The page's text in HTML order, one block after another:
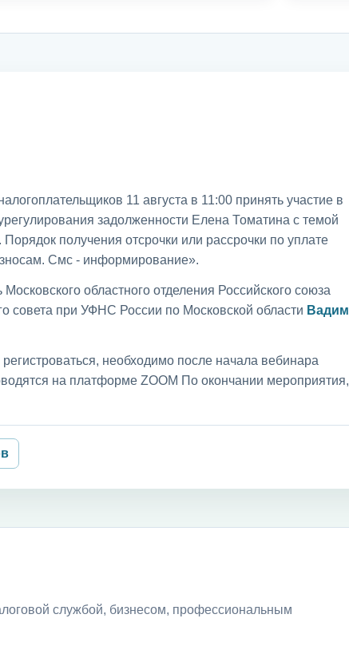
11 августа в 11:00 принять участие в
задолженности Елена Томатина с темой
получения отсрочки или рассрочки по уплате
Смс - информирование».
областного отделения Российского союза
совета при УФНС России по Московской области Вадим
необходимо после начала вебинара
на платформе ZOOM По окончании мероприятия,
службой, бизнесом, профессиональным